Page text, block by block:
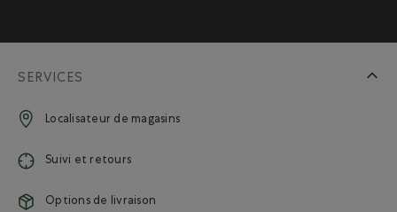
SERVICES
Localisateur de magasins
Suivi et retours
Options de livraison